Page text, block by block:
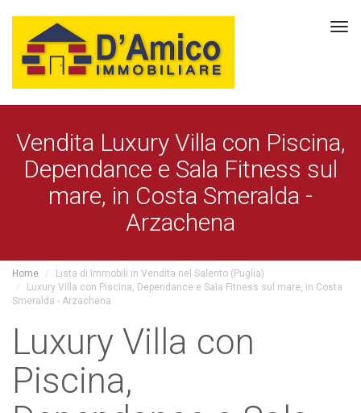
Vendita Luxury Villa con Piscina,
Dependance e Sala Fitness sul
mare, in Costa Smeralda -
Arzachena
Home
Lista di Immobili in Vendita nel Salento (Puglia)
Luxury Villa con Piscina, Dependance e Sala Fitness sul mare, in Costa
Smeralda - Arzachena
Luxury Villa con
Piscina,